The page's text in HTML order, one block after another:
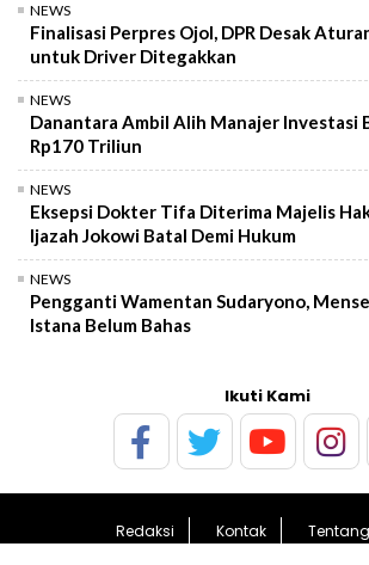
NEWS
Finalisasi Perpres Ojol, DPR Desak
untuk Driver Ditegakkan
NEWS
Danantara Ambil Alih Manajer Investasi
Rp170 Triliun
NEWS
Eksepsi Dokter Tifa Diterima Majelis
Ijazah Jokowi Batal Demi Hukum
NEWS
Pengganti Wamentan Sudaryono,
Istana Belum Bahas
Ikuti Kami
Redaksi Kontak